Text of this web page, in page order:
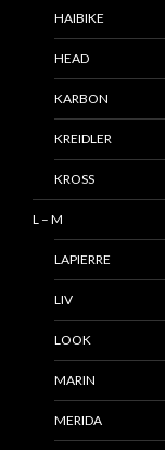
HAIBIKE
HEAD
KARBON
KREIDLER
KROSS
L – M
LAPIERRE
LIV
LOOK
MARIN
MERIDA